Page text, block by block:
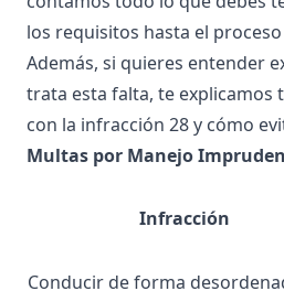
los requisitos hasta el
Además, si quieres entender
trata esta falta, te explicamos
con la infracción 28 y cómo
Multas por Manejo
Infracción
Conducir de forma